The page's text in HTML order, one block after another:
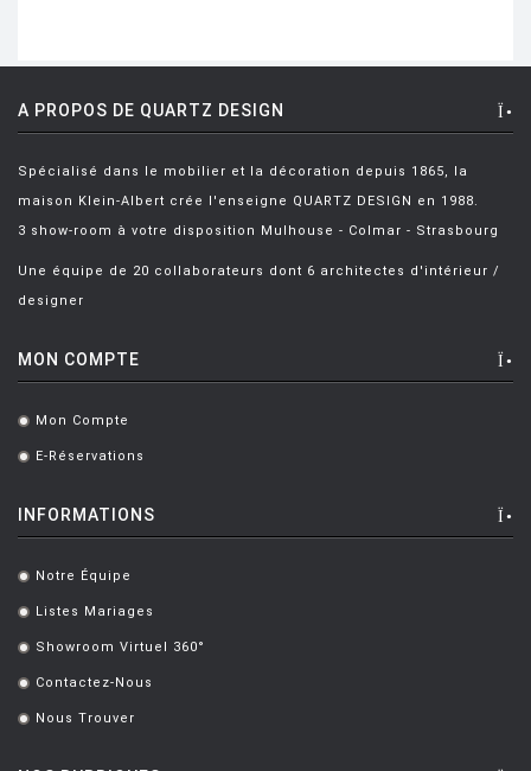
A PROPOS DE QUARTZ DESIGN
Spécialisé dans le mobilier et la décoration depuis 1865, la
maison Klein-Albert crée l'enseigne QUARTZ DESIGN en 1988.
3 show-room à votre disposition Mulhouse - Colmar - Strasbourg
Une équipe de 20 collaborateurs dont 6 architectes d'intérieur /
designer
MON COMPTE
. Mon Compte
. E-Réservations
INFORMATIONS
. Notre Équipe
. Listes Mariages
. Showroom Virtuel 360°
. Contactez-Nous
. Nous Trouver